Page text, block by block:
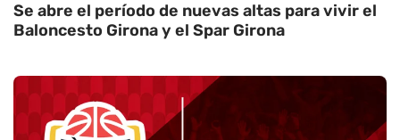
Se abre el período de nuevas altas para vivir el
Baloncesto Girona y el Spar Girona